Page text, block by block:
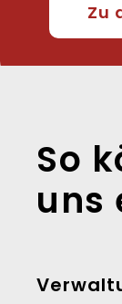
Zu
So
uns